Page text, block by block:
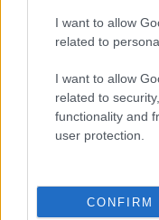
I want to allow
related to
I want to allow
related to
functionality and
user protection.
CONFIRM